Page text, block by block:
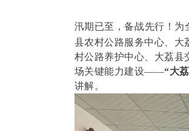
汛期已至，备战先行！ 为
县农村公路服务中心、大
村公路养护中心、大荔县
场关键能力建设——“大
讲解。